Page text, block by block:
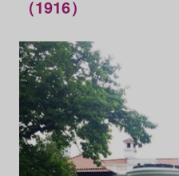
（1916）